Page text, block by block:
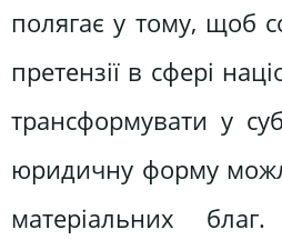
полягає у тому, щоб
претензії в сфері
трансформувати у
юридичну форму
матеріальних